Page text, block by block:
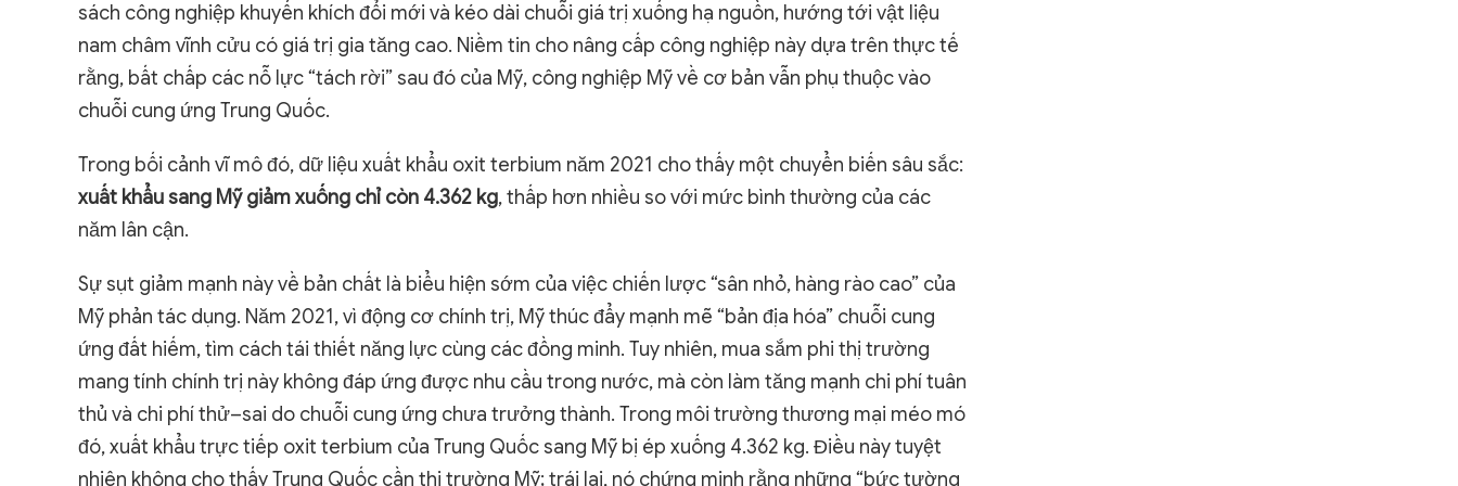
sách công nghiệp khuyến khích đổi mới và kéo dài chuỗi giá trị xuống hạ nguồn, hướng tới vật liệu
nam châm vĩnh cửu có giá trị gia tăng cao. Niềm tin cho nâng cấp công nghiệp này dựa trên thực tế
rằng, bất chấp các nỗ lực “tách rời” sau đó của Mỹ, công nghiệp Mỹ về cơ bản vẫn phụ thuộc vào
chuỗi cung ứng Trung Quốc.
Trong bối cảnh vĩ mô đó, dữ liệu xuất khẩu oxit terbium năm 2021 cho thấy một chuyển biến sâu sắc:
xuất khẩu sang Mỹ giảm xuống chỉ còn 4.362 kg, thấp hơn nhiều so với mức bình thường của các
năm lân cận.
Sự sụt giảm mạnh này về bản chất là biểu hiện sớm của việc chiến lược “sân nhỏ, hàng rào cao” của
Mỹ phản tác dụng. Năm 2021, vì động cơ chính trị, Mỹ thúc đẩy mạnh mẽ “bản địa hóa” chuỗi cung
ứng đất hiếm, tìm cách tái thiết năng lực cùng các đồng minh. Tuy nhiên, mua sắm phi thị trường
mang tính chính trị này không đáp ứng được nhu cầu trong nước, mà còn làm tăng mạnh chi phí tuân
thủ và chi phí thử–sai do chuỗi cung ứng chưa trưởng thành. Trong môi trường thương mại méo mó
đó, xuất khẩu trực tiếp oxit terbium của Trung Quốc sang Mỹ bị ép xuống 4.362 kg. Điều này tuyệt
nhiên không cho thấy Trung Quốc cần thị trường Mỹ; trái lại, nó chứng minh rằng những “bức tường